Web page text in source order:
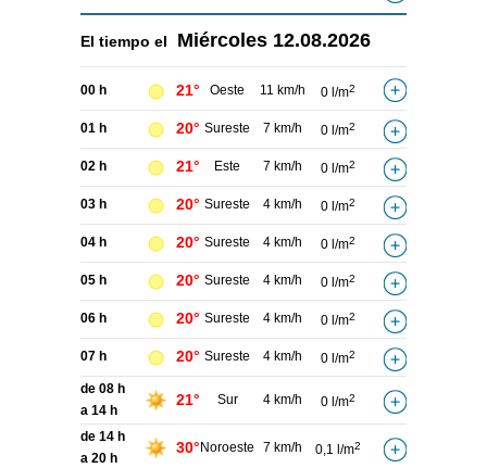
El tiempo el Miércoles 12.08.2026
00 h 21° Oeste 11 km/h 0 l/m2
01 h 20° Sureste 7 km/h 0 l/m2
02 h 21° Este 7 km/h 0 l/m2
03 h 20° Sureste 4 km/h 0 l/m2
04 h 20° Sureste 4 km/h 0 l/m2
05 h 20° Sureste 4 km/h 0 l/m2
06 h 20° Sureste 4 km/h 0 l/m2
07 h 20° Sureste 4 km/h 0 l/m2
de 08 h
a 14 h
21° Sur 4 km/h 0 l/m2
de 14 h
a 20 h
30° Noroeste 7 km/h 0,1 l/m2